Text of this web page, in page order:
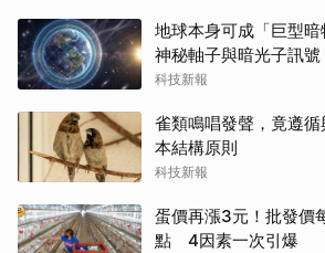
地球本身可成「巨型
神秘軸子與暗光子訊號
科技新報
雀類鳴唱發聲，竟遵
本結構原則
科技新報
蛋價再漲3元！批發價
點 4因素一次引爆